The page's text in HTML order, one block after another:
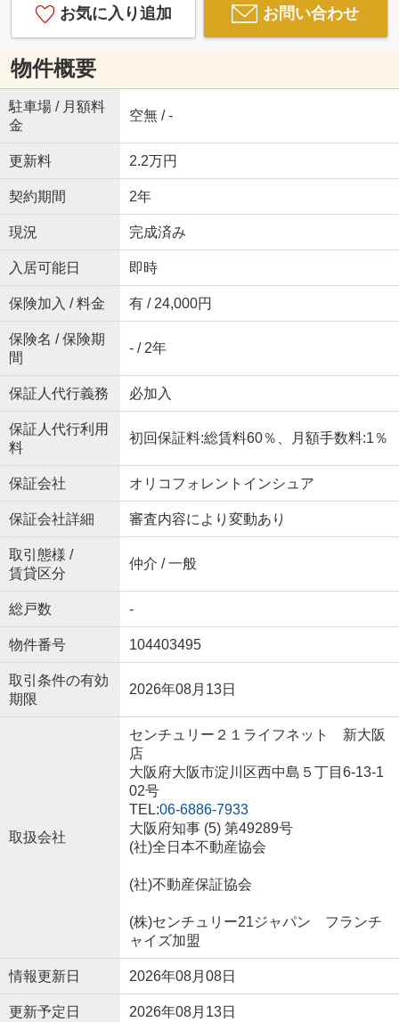
お気に入り追加 お問い合わせ
物件概要
駐車場 / 月額料
金
空無 / -
更新料 2.2万円
契約期間 2年
現況 完成済み
入居可能日 即時
保険加入 / 料金 有 / 24,000円
保険名 / 保険期
間
- / 2年
保証人代行義務 必加入
保証人代行利用
料
初回保証料:総賃料60％、月額手数料:1％
保証会社 オリコフォレントインシュア
保証会社詳細 審査内容により変動あり
取引態様 /
賃貸区分
仲介 / 一般
総戸数 -
物件番号 104403495
取引条件の有効
期限
2026年08月13日
取扱会社
センチュリー２１ライフネット 新大阪
店
大阪府大阪市淀川区西中島５丁目6-13-1
02号
TEL:06-6886-7933
大阪府知事 (5) 第49289号
(社)全日本不動産協会
(社)不動産保証協会
(株)センチュリー21ジャパン フランチ
ャイズ加盟
情報更新日 2026年08月08日
更新予定日 2026年08月13日